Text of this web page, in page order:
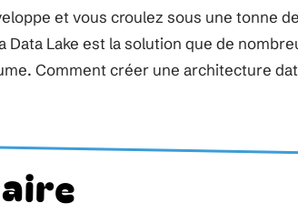
et vous croulez sous une tonne
Lake est la solution que de
Comment créer une architecture